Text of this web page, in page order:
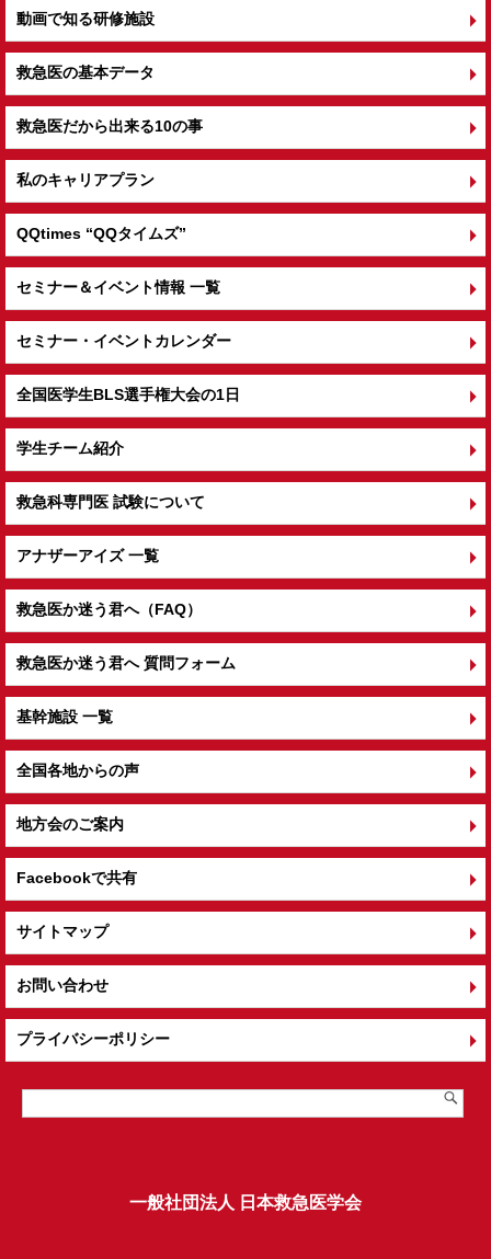
動画で知る研修施設
救急医の基本データ
救急医だから出来る10の事
私のキャリアプラン
QQtimes “QQタイムズ”
セミナー＆イベント情報 一覧
セミナー・イベントカレンダー
全国医学生BLS選手権大会の1日
学生チーム紹介
救急科専門医 試験について
アナザーアイズ 一覧
救急医か迷う君へ（FAQ）
救急医か迷う君へ 質問フォーム
基幹施設 一覧
全国各地からの声
地方会のご案内
Facebookで共有
サイトマップ
お問い合わせ
プライバシーポリシー
一般社団法人 日本救急医学会